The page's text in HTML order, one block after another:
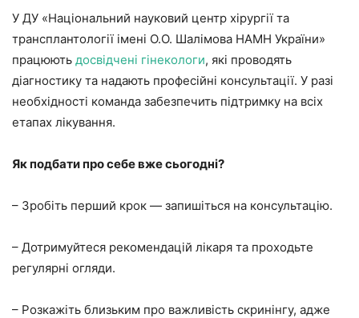
У ДУ «Національний науковий центр хірургії та
трансплантології імені О.О. Шалімова НАМН України»
працюють досвідчені гінекологи, які проводять
діагностику та надають професійні консультації. У разі
необхідності команда забезпечить підтримку на всіх
етапах лікування.
Як подбати про себе вже сьогодні?
– Зробіть перший крок — запишіться на консультацію.
– Дотримуйтеся рекомендацій лікаря та проходьте
регулярні огляди.
– Розкажіть близьким про важливість скринінгу, адже